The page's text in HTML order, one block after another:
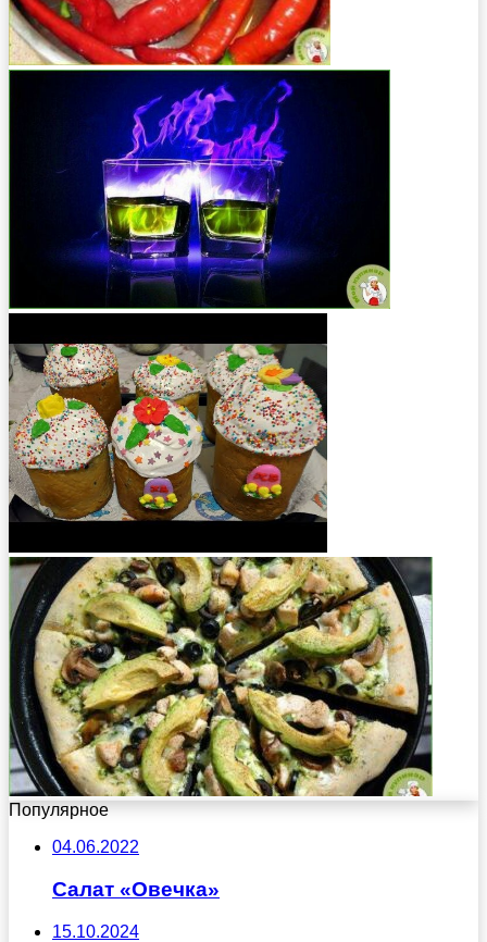
Популярное
04.06.2022
Салат «Овечка»
15.10.2024